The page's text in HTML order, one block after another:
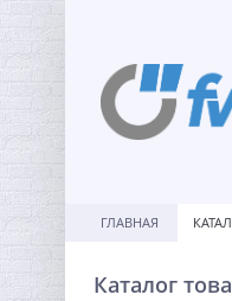
ГЛАВНАЯ
Каталог